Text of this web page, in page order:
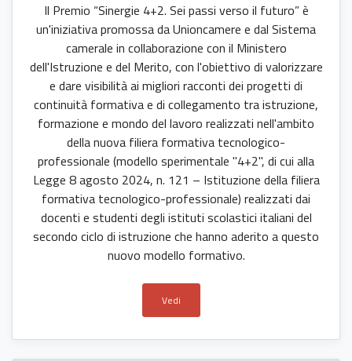
Il Premio “Sinergie 4+2. Sei passi verso il futuro” è
un'iniziativa promossa da Unioncamere e dal Sistema
camerale in collaborazione con il Ministero
dell'Istruzione e del Merito, con l'obiettivo di valorizzare
e dare visibilità ai migliori racconti dei progetti di
continuità formativa e di collegamento tra istruzione,
formazione e mondo del lavoro realizzati nell'ambito
della nuova filiera formativa tecnologico-
professionale (modello sperimentale "4+2", di cui alla
Legge 8 agosto 2024, n. 121 – Istituzione della filiera
formativa tecnologico-professionale) realizzati dai
docenti e studenti degli istituti scolastici italiani del
secondo ciclo di istruzione che hanno aderito a questo
nuovo modello formativo.
Vedi